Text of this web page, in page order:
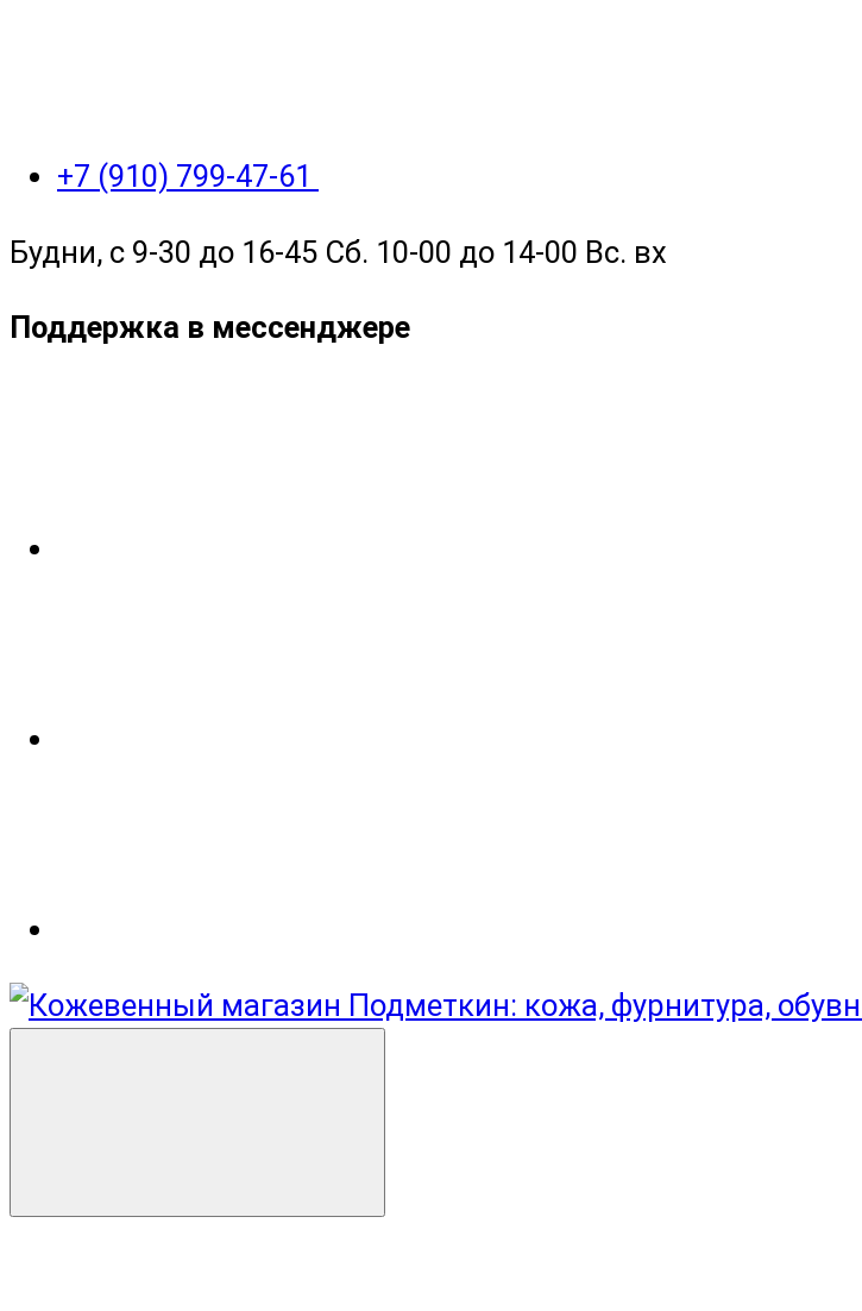
+7 (910) 799-47-61
Будни, с 9-30 до 16-45 Сб. 10-00 до 14-00 Вс. вх
Поддержка в мессенджере